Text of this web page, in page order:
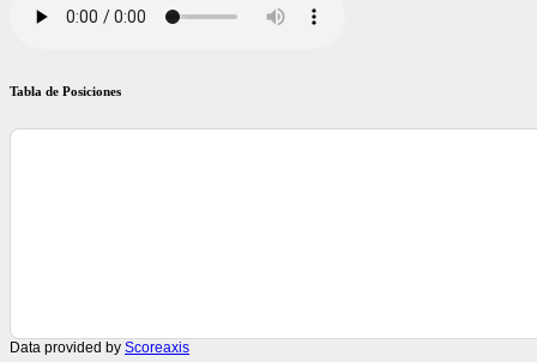
Tabla de Posiciones
Data provided by Scoreaxis